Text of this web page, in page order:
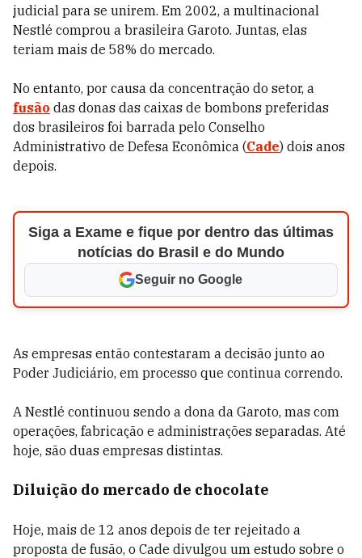
judicial para se unirem. Em 2002, a multinacional
Nestlé comprou a brasileira Garoto. Juntas, elas
teriam mais de 58% do mercado.
No entanto, por causa da concentração do setor, a
fusão das donas das caixas de bombons preferidas
dos brasileiros foi barrada pelo Conselho
Administrativo de Defesa Econômica (Cade) dois anos
depois.
Siga a Exame e fique por dentro das últimas
notícias do Brasil e do Mundo
Seguir no Google
As empresas então contestaram a decisão junto ao
Poder Judiciário, em processo que continua correndo.
A Nestlé continuou sendo a dona da Garoto, mas com
operações, fabricação e administrações separadas. Até
hoje, são duas empresas distintas.
Diluição do mercado de chocolate
Hoje, mais de 12 anos depois de ter rejeitado a
proposta de fusão, o Cade divulgou um estudo sobre o